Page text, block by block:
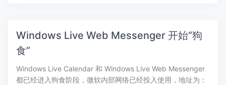
Windows Live Web Messenger 开始“狗
食”
Windows Live Calendar 和 Windows Live Web Messenger
都已经进入狗食阶段，微软内部网络已经投入使用，地址为：